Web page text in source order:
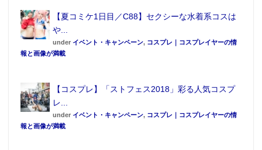
【夏コミケ1日目／C88】セクシーな水着系コスは
や...
under イベント・キャンペーン, コスプレ｜コスプレイヤーの情
報と画像が満載
【コスプレ】「ストフェス2018」彩る人気コスプ
レ...
under イベント・キャンペーン, コスプレ｜コスプレイヤーの情
報と画像が満載